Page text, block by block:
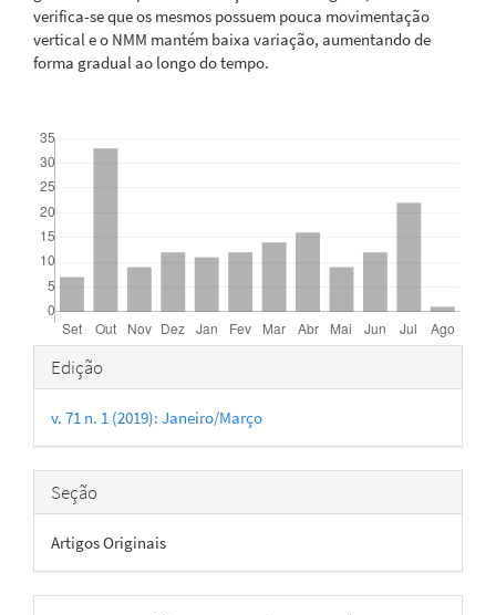
verifica-se que os mesmos possuem pouca movimentação
vertical e o NMM mantém baixa variação, aumentando de
forma gradual ao longo do tempo.
Detalhes
do
artigo
Edição
v. 71 n. 1 (2019): Janeiro/Março
Seção
Artigos Originais